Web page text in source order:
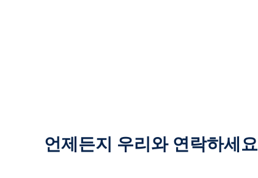
언제든지 우리와 연락하세요